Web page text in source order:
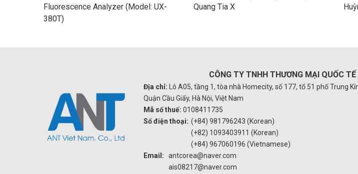
Fluorescence Analyzer (Model: UX-
380T)
Quang Tia X
CÔNG TY TNHH THƯƠNG MẠIQUỐC TẾ
Địa chỉ:
Lô A05, tầng 1, tòa nhà Homecity, số 177, tổ 51 phố Trung
Quận Cầu Giấy, Hà Nội, Việt Nam
Mã số thuế: 0108411735
Số điện thoại: (+84) 981796243 (Korean)
(+82) 1093403911 (Korean)
(+84) 967060196 (Vietnamese)
Email:
antcorea@naver.com
ais08217@naver.com